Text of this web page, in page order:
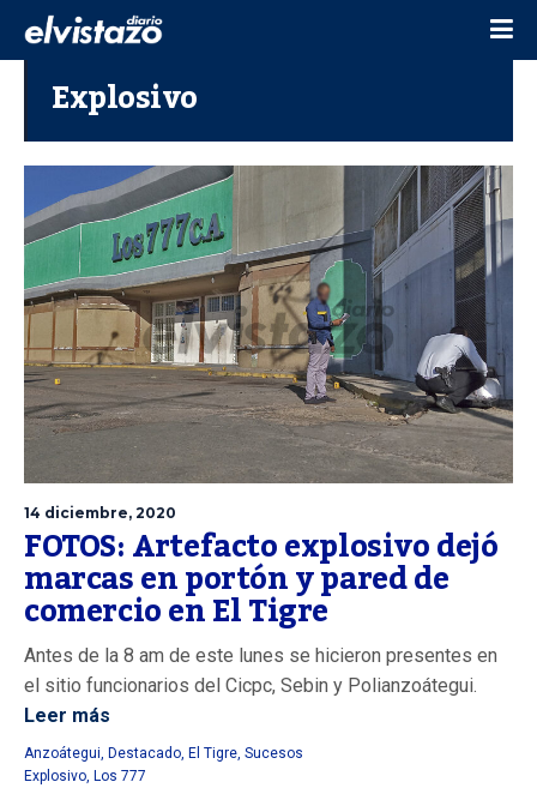
Explosivo
14 diciembre, 2020
FOTOS: Artefacto explosivo dejó
marcas en portón y pared de
comercio en El Tigre
Antes de la 8 am de este lunes se hicieron presentes en
el sitio funcionarios del Cicpc, Sebin y Polianzoátegui.
Leer más
Anzoátegui, Destacado, El Tigre, Sucesos
Explosivo, Los 777